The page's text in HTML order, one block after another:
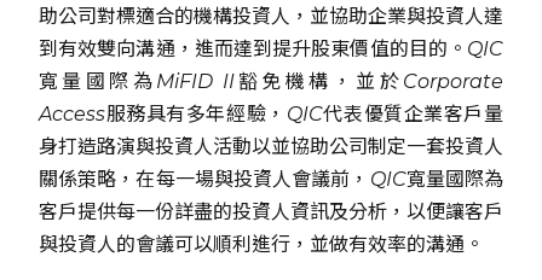
助公司對標適合的機構投資人，並協助企業與投資人達
到有效雙向溝通，進而達到提升股東價值的目的。QIC
寬量國際為MiFID II豁免機構，並於Corporate
Access服務具有多年經驗，QIC代表優質企業客戶量
身打造路演與投資人活動以並協助公司制定一套投資人
關係策略，在每一場與投資人會議前，QIC寬量國際為
客戶提供每一份詳盡的投資人資訊及分析，以便讓客戶
與投資人的會議可以順利進行，並做有效率的溝通。